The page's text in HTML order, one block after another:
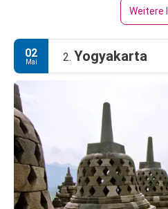
Weitere
02
Mai 2. Yogyakarta